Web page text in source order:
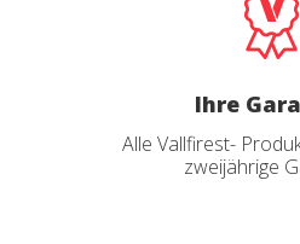
Ihre
Alle Vallfirest-
zweijährige